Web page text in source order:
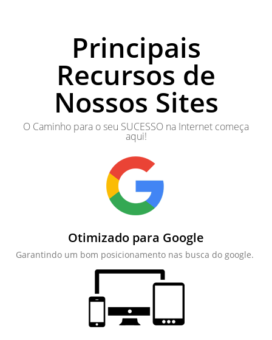
Principais
Recursos de
Nossos Sites
O Caminho para o seu SUCESSO na Internet começa
aqui!
Otimizado para Google
Garantindo um bom posicionamento nas busca do google.